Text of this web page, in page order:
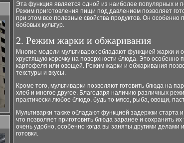
Эта функция является одной из наиболее популярных и
Режим приготовления пищи под давлением позволяет
при этом все полезные свойства продуктов. Он
бобовых культур.
2. Режим жарки и обжаривания
Многие модели мультиварок обладают функцией жарки и
хрустящую корочку на поверхности блюда. Это особенно
картофеля или овощей. Режим жарки и обжаривания
текстуры и вкусы.
Кроме того, мультиварки позволяют готовить блюда на
хлеб и многое другое. Благодаря наличию различных
практически любое блюдо, будь то мясо, рыба, овощи,
Мультиварки также обладают функцией задержки старта
что позволяет приготовить блюда заранее и сохранить
очень удобно, особенно когда вы заняты другими
готовки.